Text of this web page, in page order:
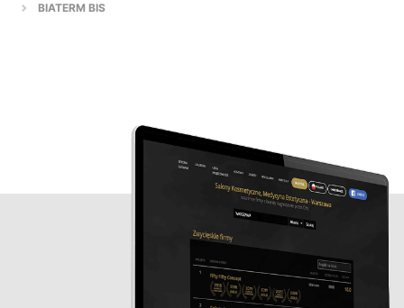
BIATERM BIS